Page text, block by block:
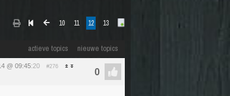
10 11 12 13
actieve topics nieuwe topics
@ 09:45:20 #276